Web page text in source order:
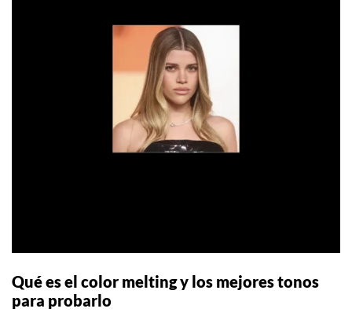
Qué es el color melting y los mejores tonos
para probarlo